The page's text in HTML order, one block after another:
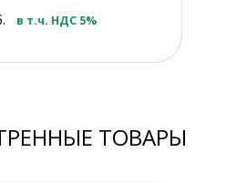
в т.ч. НДС 5%
ТОВАРЫ